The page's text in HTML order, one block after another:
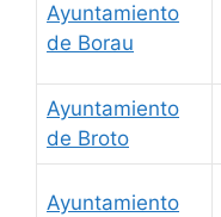
Ayuntamiento
de Borau
Ayuntamiento
de Broto
Ayuntamiento